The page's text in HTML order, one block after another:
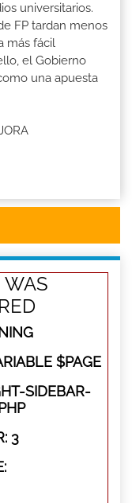
universitarios.
FP tardan menos
más fácil
el Gobierno
una apuesta
WAS
$PAGE
SIDEBAR-
3